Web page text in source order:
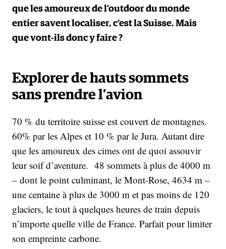
que les amoureux de l’outdoor du monde
entier savent localiser, c’est la Suisse. Mais
que vont-ils donc y faire ?
Explorer de hauts sommets
sans prendre l’avion
70 % du territoire suisse est couvert de montagnes.
60% par les Alpes et 10 % par le Jura. Autant dire
que les amoureux des cimes ont de quoi assouvir
leur soif d’aventure. 48 sommets à plus de 4000 m
– dont le point culminant, le Mont-Rose, 4634 m –
une centaine à plus de 3000 m et pas moins de 120
glaciers, le tout à quelques heures de train depuis
n’importe quelle ville de France. Parfait pour limiter
son empreinte carbone.